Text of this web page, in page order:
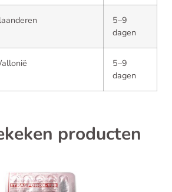
5–9
dagen
5–9
dagen
producten